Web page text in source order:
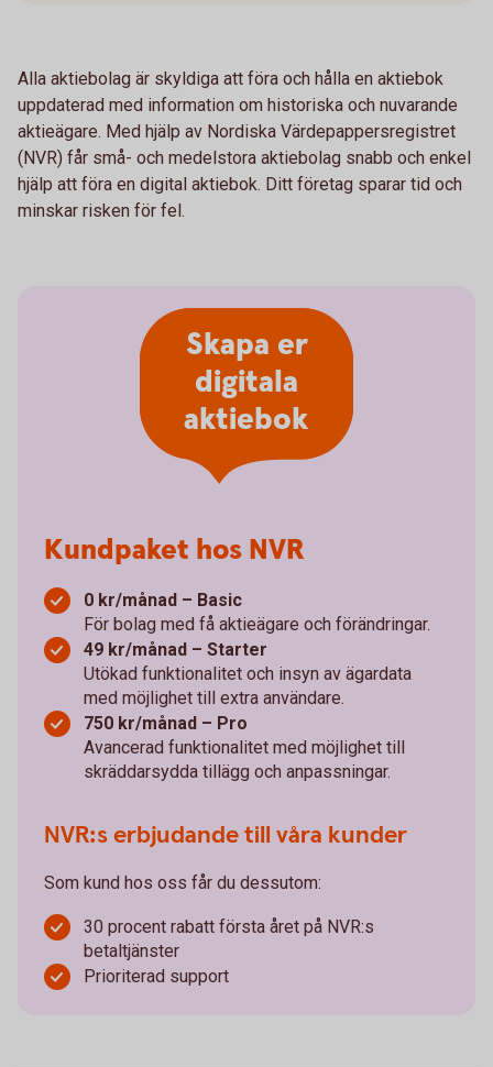
Alla aktiebolag är skyldiga att föra och hålla en aktiebok
uppdaterad med information om historiska och nuvarande
aktieägare. Med hjälp av Nordiska Värdepappersregistret
(NVR) får små- och medelstora aktiebolag snabb och enkel
hjälp att föra en digital aktiebok. Ditt företag sparar tid och
minskar risken för fel.
Kundpaket hos NVR
0 kr/månad – Basic
För bolag med få aktieägare och förändringar.
49 kr/månad – Starter
Utökad funktionalitet och insyn av ägardata
med möjlighet till extra användare.
750 kr/månad – Pro
Avancerad funktionalitet med möjlighet till
skräddarsydda tillägg och anpassningar.
NVR:s erbjudande till våra kunder
Som kund hos oss får du dessutom:
30 procent rabatt första året på NVR:s
betaltjänster
Prioriterad support
Skapa er
digitala
aktiebok